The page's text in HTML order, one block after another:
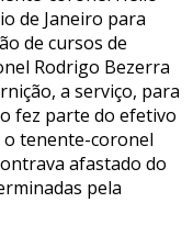
de Janeiro para
de cursos de
Rodrigo Bezerra
a serviço, para
fez parte do efetivo
o tenente-coronel
afastado do
pela